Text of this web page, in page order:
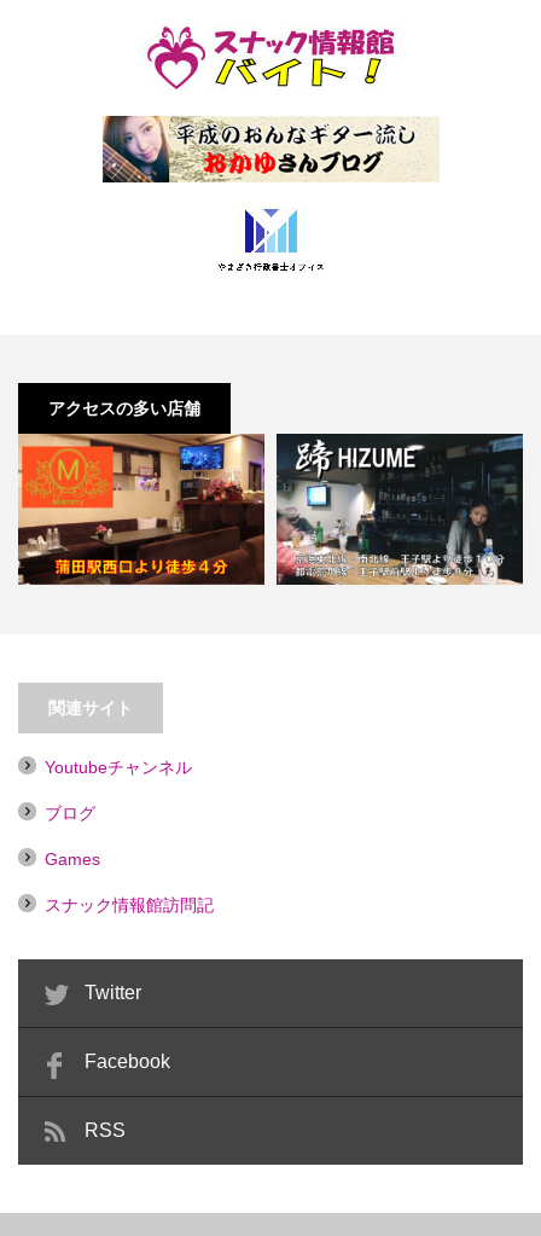
アクセスの多い店舗
【蒲田】Ｍａｍｍｙ（マミー）
【喫煙目的店】
関連サイト
Youtubeチャンネル
ブログ
Games
スナック情報館訪問記
Twitter
Facebook
RSS